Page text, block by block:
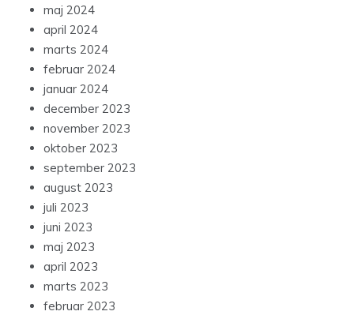
maj 2024
april 2024
marts 2024
februar 2024
januar 2024
december 2023
november 2023
oktober 2023
september 2023
august 2023
juli 2023
juni 2023
maj 2023
april 2023
marts 2023
februar 2023